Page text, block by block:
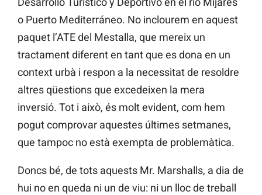
o Puerto Mediterráneo. No inclourem en aquest
paquet l’ATE del Mestalla, que mereix un
tractament diferent en tant que es dona en un
context urbà i respon a la necessitat de resoldre
altres qüestions que excedeixen la mera
inversió. Tot i això, és molt evident, com hem
pogut comprovar aquestes últimes setmanes,
que tampoc no està exempta de problemàtica.
Doncs bé, de tots aquests Mr. Marshalls, a dia de
hui no en queda ni un de viu: ni un lloc de treball